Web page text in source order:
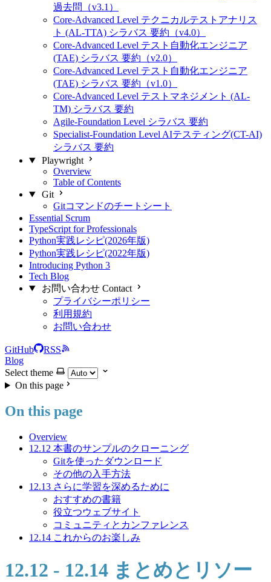
過去問（v3.1）
Core-Advanced Level テクニカルテストアナリス
ト (AL-TTA) シラバス 要約（v4.0）
Core-Advanced Level テスト自動化エンジニア
(TAE) シラバス 要約（v2.0）
Core-Advanced Level テスト自動化エンジニア
(TAE) シラバス 要約（v1.0）
Core-Advanced Level テストマネジメント (AL-
TM) シラバス 要約
Agile-Foundation Level シラバス 要約
Specialist-Foundation Level AIテスティング(CT-AI)
シラバス 要約
Playwright
Overview
Table of Contents
Git
Gitコマンドのチートシート
Essential Scrum
TypeScript for Professionals
Python実践レシピ(2026年版)
Python実践レシピ(2022年版)
Introducing Python 3
Tech Blog
お問い合わせ Contact
プライバシーポリシー
利用規約
お問い合わせ
GitHub
RSS
Blog
Select theme
On this page
On this page
Overview
12.12 本書のサンプルのクローニング
Gitを使ったダウンロード
その他の入手方法
12.13 さらに学習を深めるために
おすすめの書籍
役立つウェブサイト
コミュニティとカンファレンス
12.14 これからのお楽しみ
12.12 - 12.14 まとめとリソー